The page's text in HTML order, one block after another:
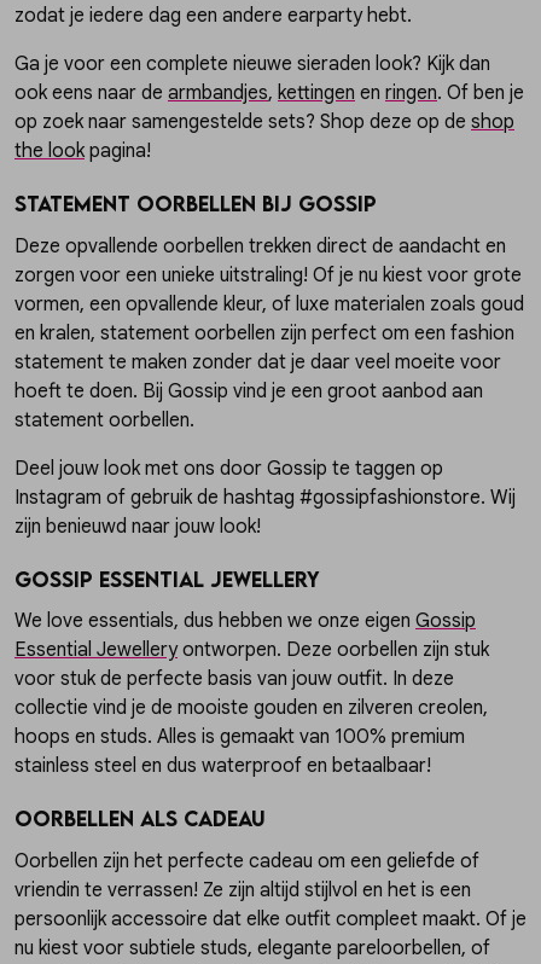
zodat je iedere dag een andere earparty hebt.
Ga je voor een complete nieuwe sieraden look? Kijk dan
ook eens naar de armbandjes, kettingen en ringen. Of ben je
op zoek naar samengestelde sets? Shop deze op de shop
the look pagina!
Statement oorbellen bij Gossip
Deze opvallende oorbellen trekken direct de aandacht en
zorgen voor een unieke uitstraling! Of je nu kiest voor grote
vormen, een opvallende kleur, of luxe materialen zoals goud
en kralen, statement oorbellen zijn perfect om een fashion
statement te maken zonder dat je daar veel moeite voor
hoeft te doen. Bij Gossip vind je een groot aanbod aan
statement oorbellen.
Deel jouw look met ons door Gossip te taggen op
Instagram of gebruik de hashtag #gossipfashionstore. Wij
zijn benieuwd naar jouw look!
Gossip Essential Jewellery
We love essentials, dus hebben we onze eigen Gossip
Essential Jewelleryontworpen. Deze oorbellen zijn stuk
voor stuk de perfecte basis van jouw outfit. In deze
collectie vind je de mooiste gouden en zilveren creolen,
hoops en studs. Alles is gemaakt van 100% premium
stainless steel en dus waterproof en betaalbaar!
Oorbellen als cadeau
Oorbellen zijn het perfecte cadeau om een geliefde of
vriendin te verrassen! Ze zijn altijd stijlvol en het is een
persoonlijk accessoire dat elke outfit compleet maakt. Of je
nu kiest voor subtiele studs, elegante pareloorbellen, of